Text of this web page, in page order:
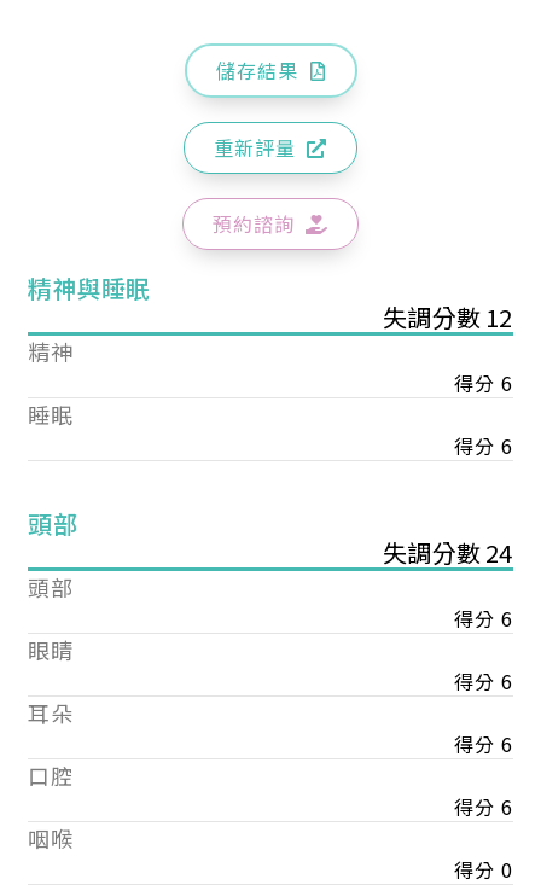
儲存結果
重新評量
預約諮詢
精神與睡眠
失調分數 12
精神
得分 6
睡眠
得分 6
頭部
失調分數 24
頭部
得分 6
眼睛
得分 6
耳朵
得分 6
口腔
得分 6
咽喉
得分 0